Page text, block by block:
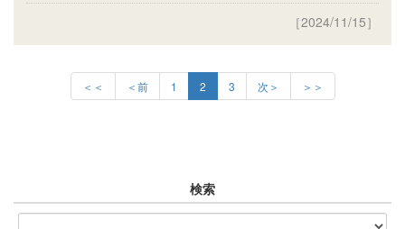
［2024/11/15］
＜＜ ＜前 1 2 3 次＞ ＞＞
検索